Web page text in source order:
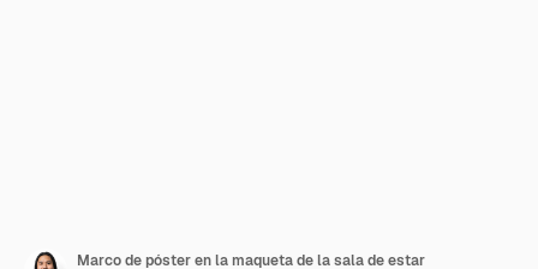
Marco de póster en la maqueta de la sala de estar